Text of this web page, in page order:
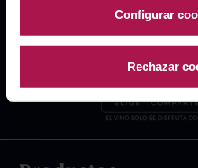
Configurar
Rechazar